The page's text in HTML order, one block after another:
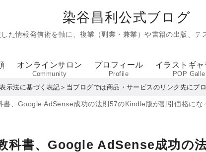
染谷昌利公式ブログ
た情報発信術を軸に、複業（副業・兼業）や書籍の出版、テ
オンラインサロン
Community
プロフィール
Profile
イラストギャ
POP
示法に基づく表記＞当ブログでは商品・サービスのリンク先にプ
書、Google AdSense成功の法則57のKindle版が割引価格にな
科書、Google AdSense成功の